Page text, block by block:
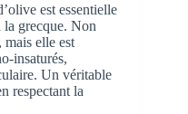
est essentielle
la grecque. Non
mais elle est
insaturés,
Un véritable
respectant la